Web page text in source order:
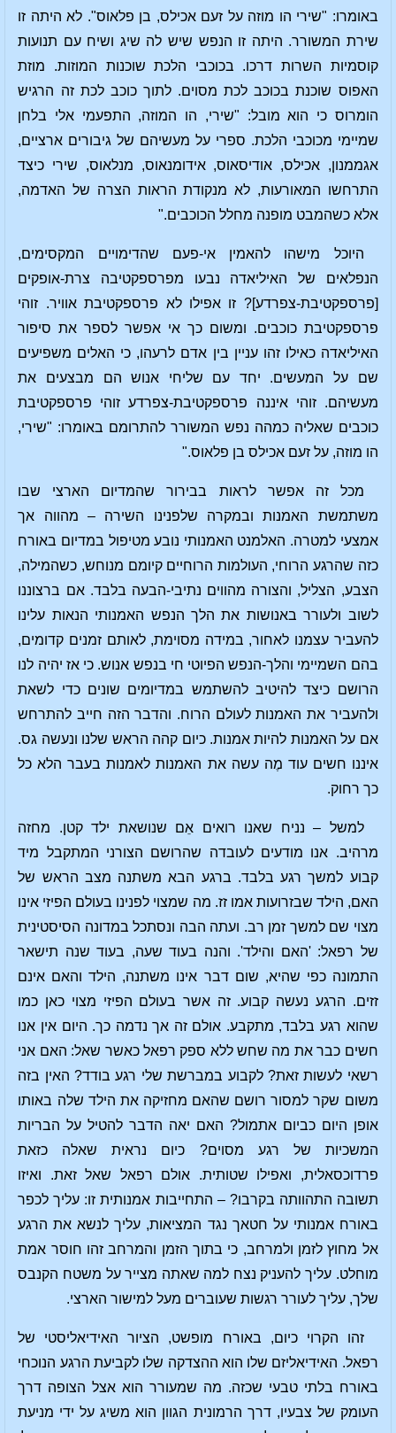
באומרו: "שירי הו מוזה על זעם אכילס, בן פלאוס". לא היתה זו
שירת המשורר. היתה זו הנפש שיש לה שיג ושיח עם תנועות
קוסמיות השרות דרכו. בכוכבי הלכת שוכנות המוזות. מוזת
האפוס שוכנת בכוכב לכת מסוים. לתוך כוכב לכת זה הרגיש
הומרוס כי הוא מובל: "שירי, הו המוזה, התפעמי אלי בלחן
שמיימי מכוכבי הלכת. ספרי על מעשיהם של גיבורים ארציים,
אגממנון, אכילס, אודיסאוס, אידומנאוס, מנלאוס, שירי כיצד
התרחשו המאורעות, לא מנקודת הראות הצרה של האדמה,
אלא כשהמבט מופנה מחלל הכוכבים."
היוכל מישהו להאמין אי-פעם שהדימויים המקסימים,
הנפלאים של האיליאדה נבעו מפרספקטיבה צרת-אופקים
[פרספקטיבת-צפרדע]? זו אפילו לא פרספקטיבת אוויר. זוהי
פרספקטיבת כוכבים. ומשום כך אי אפשר לספר את סיפור
האיליאדה כאילו זהו עניין בין אדם לרעהו, כי האלים משפיעים
שם על המעשים. יחד עם שליחי אנוש הם מבצעים את
מעשיהם. זוהי איננה פרספקטיבת-צפרדע זוהי פרספקטיבת
כוכבים שאליה כמהה נפש המשורר להתרומם באומרו: "שירי,
הו מוזה, על זעם אכילס בן פלאוס."
מכל זה אפשר לראות בבירור שהמדיום הארצי שבו
משתמשת האמנות ובמקרה שלפנינו השירה – מהווה אך
אמצעי למטרה. האלמנט האמנותי נובע מטיפול במדיום באורח
כזה שהרגע הרוחי, העולמות הרוחיים קיומם מנוחש, כשהמילה,
הצבע, הצליל, והצורה מהווים נתיבי-הבעה בלבד. אם ברצוננו
לשוב ולעורר באנושות את הלך הנפש האמנותי הנאות עלינו
להעביר עצמנו לאחור, במידה מסוימת, לאותם זמנים קדומים,
בהם השמיימי והלך-הנפש הפיוטי חי בנפש אנוש. כי אז יהיה לנו
הרושם כיצד להיטיב להשתמש במדיומים שונים כדי לשאת
ולהעביר את האמנות לעולם הרוח. והדבר הזה חייב להתרחש
אם על האמנות להיות אמנות. כיום קהה הראש שלנו ונעשה גס.
איננו חשים עוד מֶה עשה את האמנות לאמנות בעבר הלא כל
כך רחוק.
למשל – נניח שאנו רואים אֵם שנושאת ילד קטן. מחזה
מרהיב. אנו מודעים לעובדה שהרושם הצורני המתקבל מיד
קבוע למשך רגע בלבד. ברגע הבא משתנה מצב הראש של
האם, הילד שבזרועות אמו זז. מה שמצוי לפנינו בעולם הפיזי אינו
מצוי שם למשך זמן רב. ועתה הבה ונסתכל במדונה הסיסטינית
של רפאל: 'האם והילד'. והנה בעוד שעה, בעוד שנה תישאר
התמונה כפי שהיא, שום דבר אינו משתנה, הילד והאם אינם
זזים. הרגע נעשה קבוע. זה אשר בעולם הפיזי מצוי כאן כמו
שהוא רגע בלבד, מתקבע. אולם זה אך נדמה כך. היום אין אנו
חשים כבר את מה שחש ללא ספק רפאל כאשר שאל: האם אני
רשאי לעשות זאת? לקבוע במברשת שלי רגע בודד? האין בזה
משום שקר למסור רושם שהאם מחזיקה את הילד שלה באותו
אופן היום כביום אתמול? האם יאה הדבר להטיל על הבריות
המשכיות של רגע מסוים? כיום נראית שאלה כזאת
פרדוכסאלית, ואפילו שטותית. אולם רפאל שאל זאת. ואיזו
תשובה התהוותה בקרבו? – התחייבות אמנותית זו: עליך לכפר
באורח אמנותי על חטאך נגד המציאות, עליך לנשא את הרגע
אל מחוץ לזמן ולמרחב, כי בתוך הזמן והמרחב זהו חוסר אמת
מוחלט. עליך להעניק נצח למה שאתה מצייר על משטח הקנבס
שלך, עליך לעורר רגשות שעוברים מעל למישור הארצי.
זהו הקרוי כיום, באורח מופשט, הציור האידיאליסטי של
רפאל. האידיאליזם שלו הוא ההצדקה שלו לקביעת הרגע הנוכחי
באורח בלתי טבעי שכזה. מה שמעורר הוא אצל הצופה דרך
העומק של צבעיו, דרך הרמונית הגוון הוא משיג על ידי מניעת